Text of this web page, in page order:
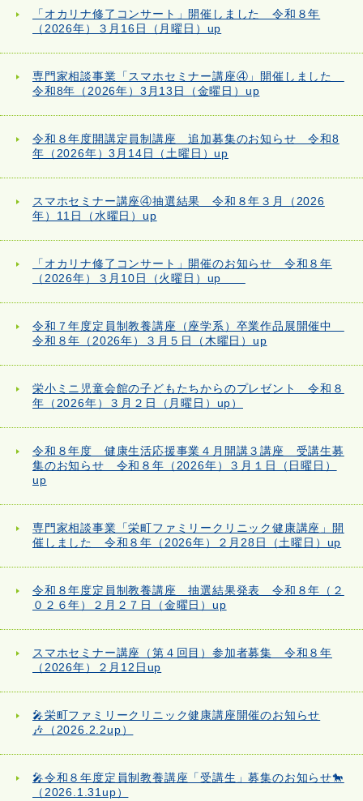
「オカリナ修了コンサート」開催しました 令和８年
（2026年）３月16日（月曜日）up
専門家相談事業「スマホセミナー講座④」開催しました
令和8年（2026年）3月13日（金曜日）up
令和８年度開講定員制講座 追加募集のお知らせ 令和8
年（2026年）3月14日（土曜日）up
スマホセミナー講座④抽選結果 令和８年３月（2026
年）11日（水曜日）up
「オカリナ修了コンサート」開催のお知らせ 令和８年
（2026年）３月10日（火曜日）up
令和７年度定員制教養講座（座学系）卒業作品展開催中
令和８年（2026年）３月５日（木曜日）up
栄小ミニ児童会館の子どもたちからのプレゼント 令和８
年（2026年）３月２日（月曜日）up）
令和８年度 健康生活応援事業４月開講３講座 受講生募
集のお知らせ 令和８年（2026年）３月１日（日曜日）
up
専門家相談事業「栄町ファミリークリニック健康講座」開
催しました 令和８年（2026年）２月28日（土曜日）up
令和８年度定員制教養講座 抽選結果発表 令和８年（２
０２６年）２月２７日（金曜日）up
スマホセミナー講座（第４回目）参加者募集 令和８年
（2026年）２月12日up
🎤栄町ファミリークリニック健康講座開催のお知らせ
🎶（2026.2.2up）
🎤令和８年度定員制教養講座「受講生」募集のお知らせ🐎
（2026.1.31up）